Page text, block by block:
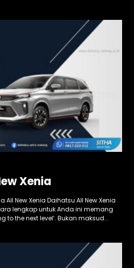
Xenia
All New Xenia Daihatsu All New Xenia
lengkap untuk Anda ini memang
to the next level’. Bukan maksud...